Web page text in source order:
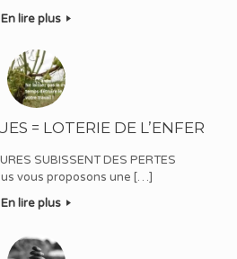
En lire plus
= LOTERIE DE L’ENFER
SUBISSENT DES PERTES
vous proposons une […]
En lire plus